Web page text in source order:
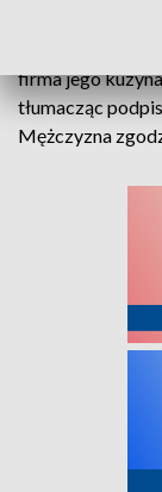
firma jego
tłumacząc
Mężczyzna